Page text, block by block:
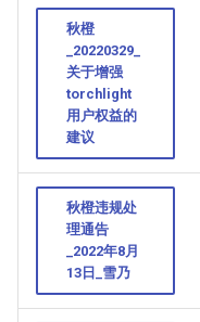
秋橙
_20220329_
关于增强
torchlight
用户权益的
建议
秋橙违规处
理通告
_2022年8月
13日_雪乃